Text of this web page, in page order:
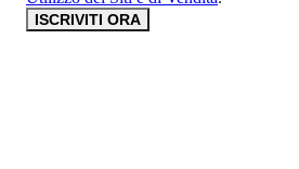
ISCRIVITI ORA